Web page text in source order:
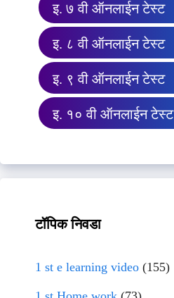
इ. ७ वी ऑनलाईन टेस्ट
इ. ८ वी ऑनलाईन टेस्ट
इ. ९ वी ऑनलाईन टेस्ट
इ. १० वी ऑनलाईन टेस्ट
टॉपिक निवडा
1 st e learning video (155)